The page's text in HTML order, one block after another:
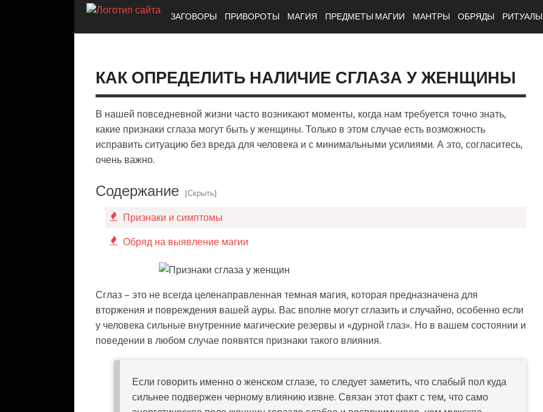
ЗАГОВОРЫ ПРИВОРОТЫ МАГИЯ ПРЕДМЕТЫ МАГИИ МАНТРЫ ОБРЯДЫ РИТУАЛЫ
КАК ОПРЕДЕЛИТЬ НАЛИЧИЕ СГЛАЗА У ЖЕНЩИНЫ
В нашей повседневной жизни часто возникают моменты, когда нам требуется точно знать,
какие признаки сглаза могут быть у женщины. Только в этом случае есть возможность
исправить ситуацию без вреда для человека и с минимальными усилиями. А это, согласитесь,
очень важно.
Содержание [Скрыть]
Признаки и симптомы
Обряд на выявление магии
Сглаз – это не всегда целенаправленная темная магия, которая предназначена для
вторжения и повреждения вашей ауры. Вас вполне могут сглазить и случайно, особенно если
у человека сильные внутренние магические резервы и «дурной глаз». Но в вашем состоянии и
поведении в любом случае появятся признаки такого влияния.
Если говорить именно о женском сглазе, то следует заметить, что слабый пол куда
сильнее подвержен черному влиянию извне. Связан этот факт с тем, что само